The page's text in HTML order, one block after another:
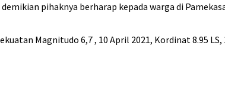
pihaknya berharap kepada warga di
Magnitudo 6,7 , 10 April 2021, Kordinat 8.95 LS,